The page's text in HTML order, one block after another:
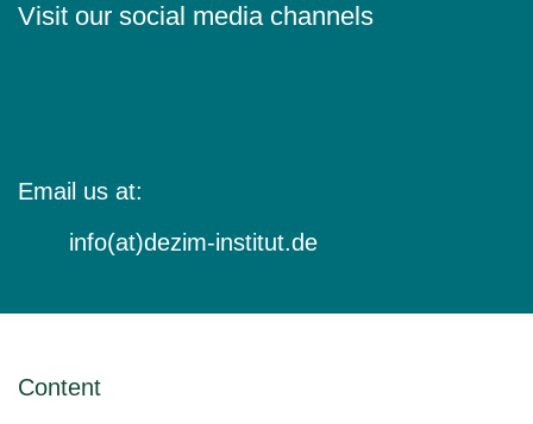
Visit our social media channels
Email us at:
info(at)dezim-institut.de
Content